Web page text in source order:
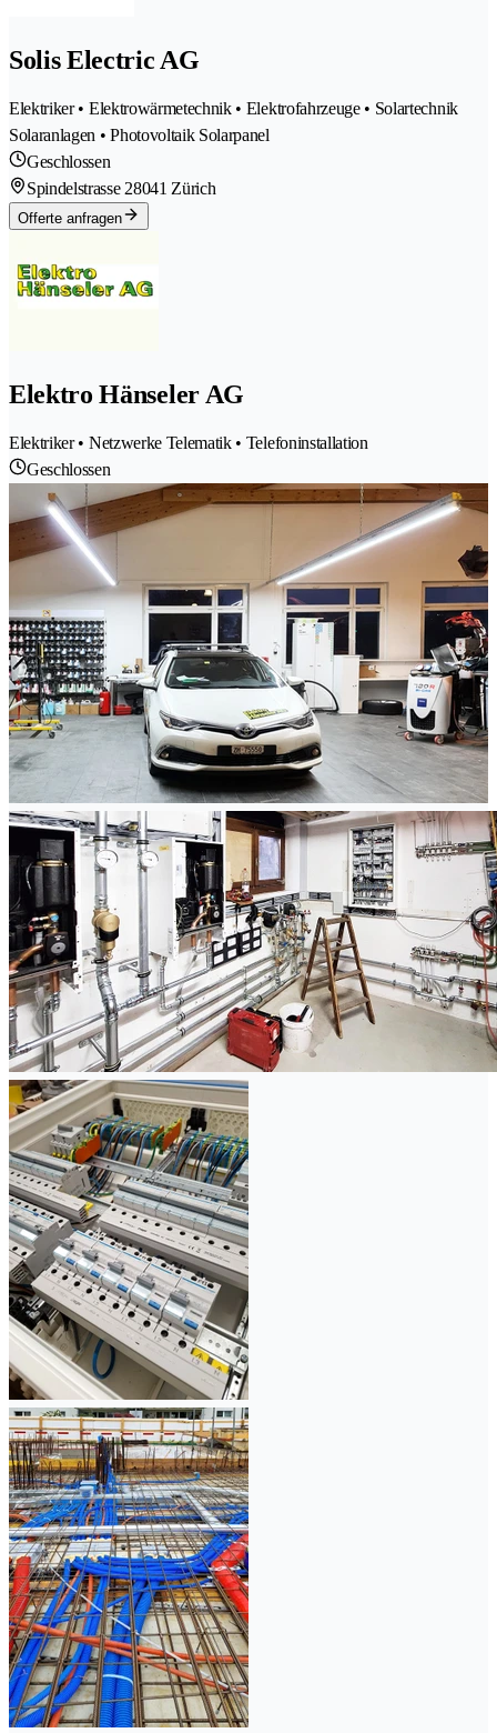
Solis Electric AG
Elektriker • Elektrowärmetechnik • Elektrofahrzeuge • Solartechnik
Solaranlagen • Photovoltaik Solarpanel
Geschlossen
Spindelstrasse 28041 Zürich
Offerte anfragen
Elektro Hänseler AG
Elektriker • Netzwerke Telematik • Telefoninstallation
Geschlossen